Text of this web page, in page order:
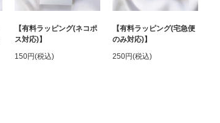
【有料ラッピング(ネコポ
ス対応)】
150円(税込)
【有料ラッピング(宅急便
のみ対応)】
250円(税込)